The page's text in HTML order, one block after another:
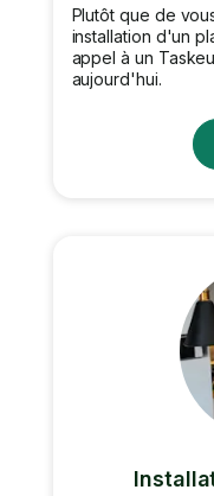
Plutôt que de
installation d'un
appel à un
aujourd'hui.